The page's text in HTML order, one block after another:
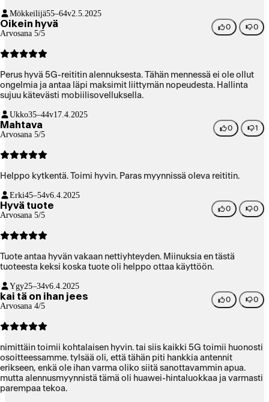
Mökkeilijä55–64v2.5.2025
Oikein hyvä
Arvosana 5/5
0 0
Perus hyvä 5G-reititin alennuksesta. Tähän mennessä ei ole ollut
ongelmia ja antaa läpi maksimit liittymän nopeudesta. Hallinta
sujuu kätevästi mobiilisovelluksella.
Ukko35–44v17.4.2025
Mahtava
Arvosana 5/5
0 1
Helppo kytkentä. Toimi hyvin. Paras myynnissä oleva reititin.
Erki45–54v6.4.2025
Hyvä tuote
Arvosana 5/5
0 0
Tuote antaa hyvän vakaan nettiyhteyden. Miinuksia en tästä
tuoteesta keksi koska tuote oli helppo ottaa käyttöön.
Ygy25–34v6.4.2025
kai tä on ihan jees
Arvosana 4/5
0 0
nimittäin toimii kohtalaisen hyvin. tai siis kaikki 5G toimii huonosti
osoitteessamme. tylsää oli, että tähän piti hankkia antennit
erikseen, enkä ole ihan varma oliko siitä sanottavammin apua.
mutta alennusmyynnistä tämä oli huawei-hintaluokkaa ja varmasti
parempaa tekoa.